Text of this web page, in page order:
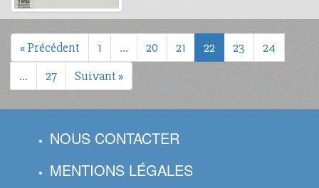
« Précédent 1 … 20 21 22 23
24
…
27 Suivant »
NOUS CONTACTER
MENTIONS LÉGALES